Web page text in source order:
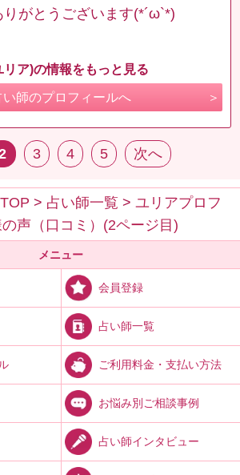
がとうございます(*´ω`*)
リア)の情報をもっと見る
い師のプロフィールへ
3 4 5 次へ
> 占い師一覧 >ユリアプロフ
声（口コミ）(2ページ目)
メニュー
会員登録
占い師一覧
ご利用料金・支払い方法
お悩み別ご相談事例
占い師インタビュー